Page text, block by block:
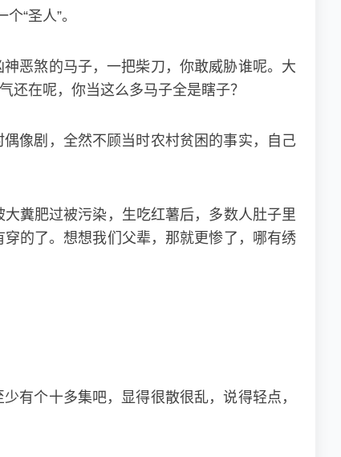
“圣人”。
恶煞的马子，一把柴刀，你敢威胁谁呢。大
还在呢，你当这么多马子全是瞎子？
像剧，全然不顾当时农村贫困的事实，自己
糞肥过被污染，生吃红薯后，多数人肚子里
的了。想想我们父辈，那就更惨了，哪有绣
有个十多集吧，显得很散很乱，说得轻点，